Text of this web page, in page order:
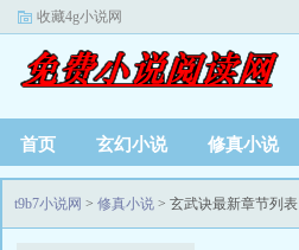
收藏4g小说网
首页 玄幻小说 修真小说
t9b7小说网 > 修真小说 > 玄武诀最新章节列表